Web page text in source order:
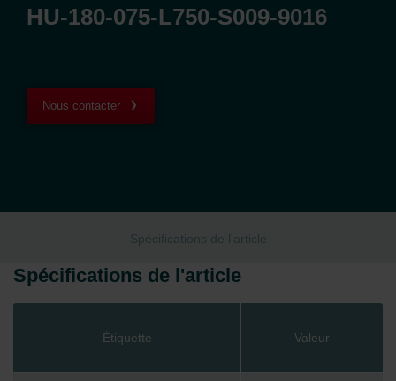
HU-180-075-L750-S009-9016
Nous contacter
Spécifications de l'article
Spécifications de l'article
Étiquette Valeur